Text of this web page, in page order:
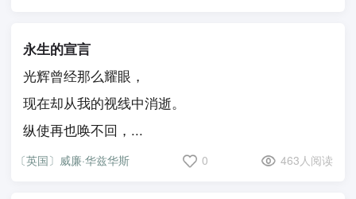
永生的宣言
光辉曾经那么耀眼，
现在却从我的视线中消逝。
纵使再也唤不回，...
〔英国〕威廉·华兹华斯 0 463人阅读